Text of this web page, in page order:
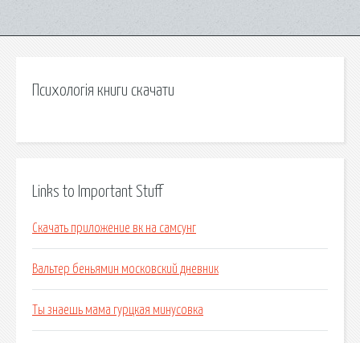
Психологія книги скачати
Links to Important Stuff
Скачать приложение вк на самсунг
Вальтер беньямин московский дневник
Ты знаешь мама гурцкая минусовка